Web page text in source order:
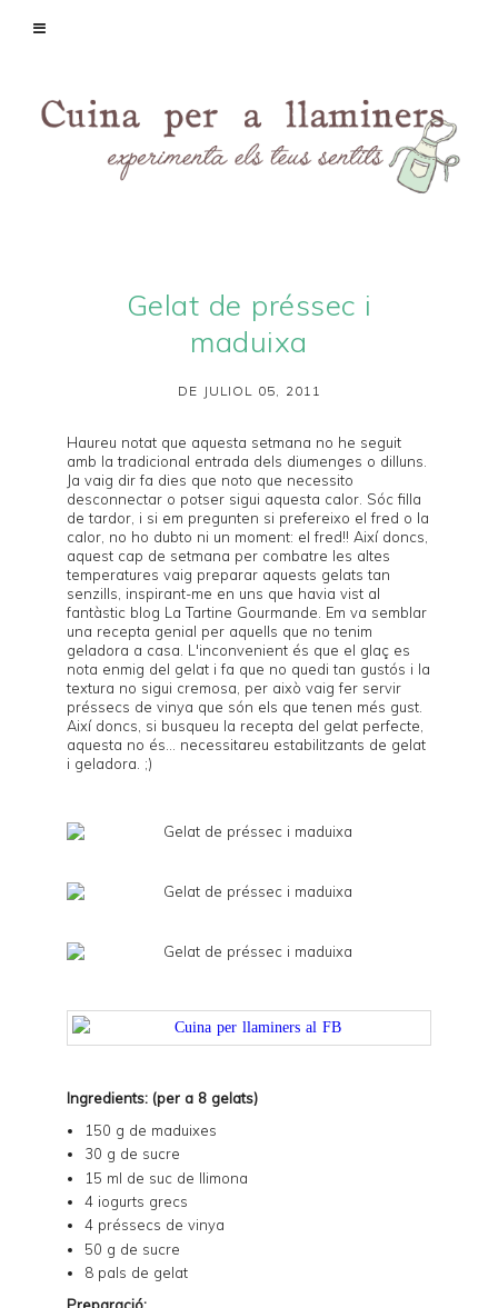
Gelat de préssec i
maduixa
DE JULIOL 05, 2011
Haureu notat que aquesta setmana no he seguit
amb la tradicional entrada dels diumenges o dilluns.
Ja vaig dir fa dies que noto que necessito
desconnectar o potser sigui aquesta calor. Sóc filla
de tardor, i si em pregunten si prefereixo el fred o la
calor, no ho dubto ni un moment: el fred!! Així doncs,
aquest cap de setmana per combatre les altes
temperatures vaig preparar aquests gelats tan
senzills, inspirant-me en uns que havia vist al
fantàstic blog La Tartine Gourmande . Em va semblar
una recepta genial per aquells que no tenim
geladora a casa. L'inconvenient és que el glaç es
nota enmig del gelat i fa que no quedi tan gustós i la
textura no sigui cremosa, per això vaig fer servir
préssecs de vinya que són els que tenen més gust.
Així doncs, si busqueu la recepta del gelat perfecte,
aquesta no és... necessitareu estabilitzants de gelat
i geladora. ;)
Ingredients: (per a 8 gelats)
150 g de maduixes
30 g de sucre
15 ml de suc de llimona
4 iogurts grecs
4 préssecs de vinya
50 g de sucre
8 pals de gelat